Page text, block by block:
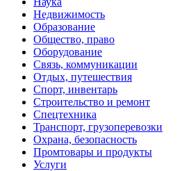
Недвижимость
Образование
Общество, право
Оборудование
Связь, коммуникации
Отдых, путешествия
Спорт, инвентарь
Строительство и ремонт
Спецтехника
Транспорт, грузоперевозки
Охрана, безопасность
Промтовары и продукты
Услуги